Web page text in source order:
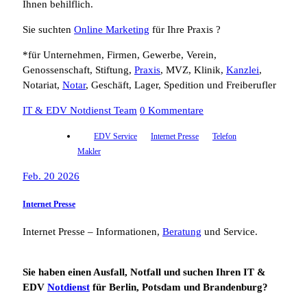
Ihnen behilflich.
Sie suchten Online Marketing für Ihre Praxis ?
*für Unternehmen, Firmen, Gewerbe, Verein,
Genossenschaft, Stiftung, Praxis, MVZ, Klinik, Kanzlei,
Notariat, Notar, Geschäft, Lager, Spedition und Freiberufler
IT & EDV Notdienst Team 0 Kommentare
EDV Service Internet Presse
Telefon
Makler
Feb. 20 2026
Internet Presse
Internet Presse – Informationen, Beratung und Service.
Sie haben einen Ausfall, Notfall und suchen Ihren IT &
EDV Notdienst für Berlin, Potsdam und Brandenburg?